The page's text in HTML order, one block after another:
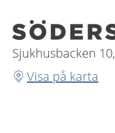
Sjukhusbacken
Visa på karta